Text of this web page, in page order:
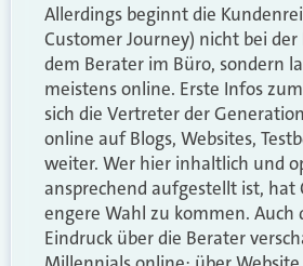
Allerdings beginnt die
Customer Journey) nicht bei
dem Berater im Büro, sondern
meistens online. Erste Infos
sich die Vertreter der
online auf Blogs, Websites,
weiter. Wer hier inhaltlich und
ansprechend aufgestellt ist, hat
engere Wahl zu kommen. Auch
Eindruck über die Berater